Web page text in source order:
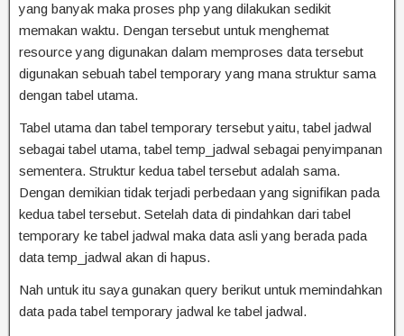
yang banyak maka proses php yang dilakukan sedikit
memakan waktu. Dengan tersebut untuk menghemat
resource yang digunakan dalam memproses data tersebut
digunakan sebuah tabel temporary yang mana struktur sama
dengan tabel utama.
Tabel utama dan tabel temporary tersebut yaitu, tabel jadwal
sebagai tabel utama, tabel temp_jadwal sebagai penyimpanan
sementera. Struktur kedua tabel tersebut adalah sama.
Dengan demikian tidak terjadi perbedaan yang signifikan pada
kedua tabel tersebut. Setelah data di pindahkan dari tabel
temporary ke tabel jadwal maka data asli yang berada pada
data temp_jadwal akan di hapus.
Nah untuk itu saya gunakan query berikut untuk memindahkan
data pada tabel temporary jadwal ke tabel jadwal.